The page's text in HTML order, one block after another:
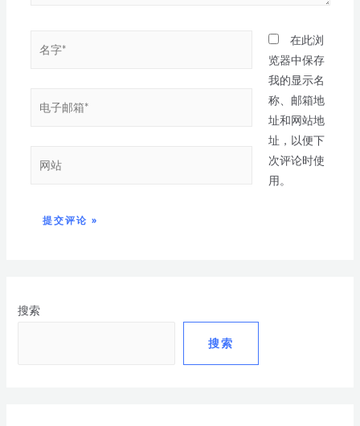
搜索
搜索
在此浏
览器中保存
我的显示名
称、邮箱地
址和网站地
址，以便下
次评论时使
用。